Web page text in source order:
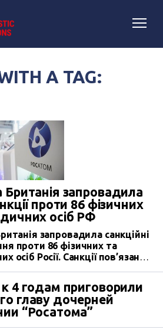
A TAG:
Британія запровадила
проти 86 фізичних
осіб РФ
запровадила санкційні
проти 86 фізичних та
осіб Росії. Санкції пов’язані з
та фінансовим
4 годам приговорили
главу дочерней
“Росатома”